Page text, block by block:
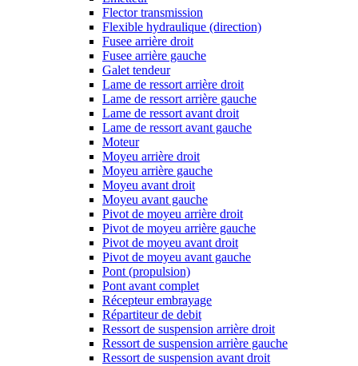
Flector transmission
Flexible hydraulique (direction)
Fusee arrière droit
Fusee arrière gauche
Galet tendeur
Lame de ressort arrière droit
Lame de ressort arrière gauche
Lame de ressort avant droit
Lame de ressort avant gauche
Moteur
Moyeu arrière droit
Moyeu arrière gauche
Moyeu avant droit
Moyeu avant gauche
Pivot de moyeu arrière droit
Pivot de moyeu arrière gauche
Pivot de moyeu avant droit
Pivot de moyeu avant gauche
Pont (propulsion)
Pont avant complet
Récepteur embrayage
Répartiteur de debit
Ressort de suspension arrière droit
Ressort de suspension arrière gauche
Ressort de suspension avant droit